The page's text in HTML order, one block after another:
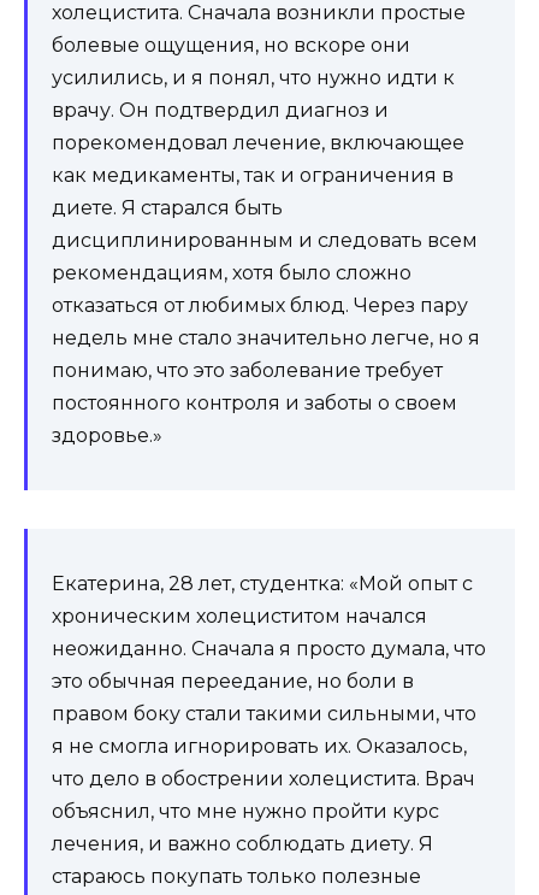
холецистита. Сначала возникли простые
болевые ощущения, но вскоре они
усилились, и я понял, что нужно идти к
врачу. Он подтвердил диагноз и
порекомендовал лечение, включающее
как медикаменты, так и ограничения в
диете. Я старался быть
дисциплинированным и следовать всем
рекомендациям, хотя было сложно
отказаться от любимых блюд. Через пару
недель мне стало значительно легче, но я
понимаю, что это заболевание требует
постоянного контроля и заботы о своем
здоровье.»
Екатерина, 28 лет, студентка: «Мой опыт с
хроническим холециститом начался
неожиданно. Сначала я просто думала, что
это обычная переедание, но боли в
правом боку стали такими сильными, что
я не смогла игнорировать их. Оказалось,
что дело в обострении холецистита. Врач
объяснил, что мне нужно пройти курс
лечения, и важно соблюдать диету. Я
стараюсь покупать только полезные